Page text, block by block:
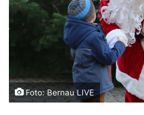
Foto: Bernau LIVE